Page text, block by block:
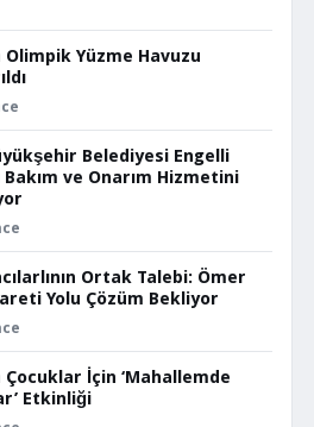
Olimpik Yüzme Havuzu
Belediyesi Engelli
Bakım ve Onarım Hizmetini
Ortak Talebi: Ömer
Yolu Çözüm Bekliyor
Çocuklar İçin ‘Mahallemde
Etkinliği